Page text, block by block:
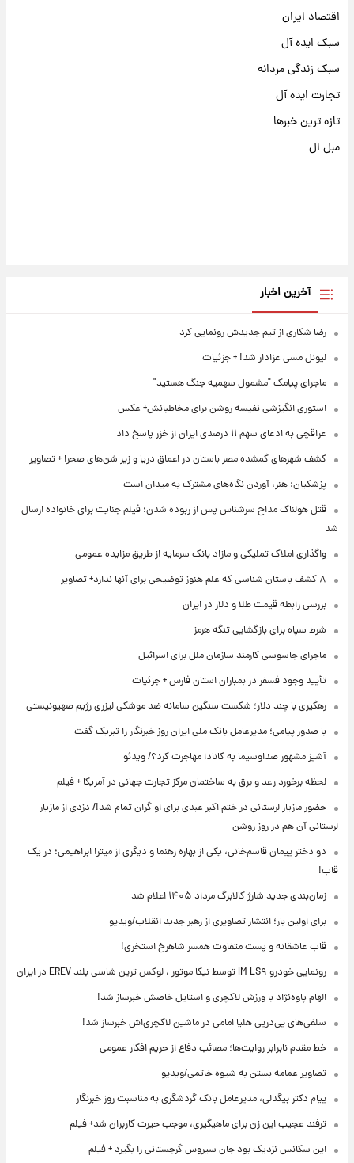
اقتصاد ایران
سبک ایده آل
سبک زندگی مردانه
تجارت ایده آل
تازه ترین خبرها
مبل ال
آخرین اخبار
رضا شکاری از تیم جدیدش رونمایی کرد
لیونل مسی عزادار شد! + جزئیات
ماجرای پیامک "مشمول سهمیه جنگ هستید"
استوری انگیزشی نفیسه روشن برای مخاطبانش+ عکس
عراقچی به ادعای سهم ۱۱ درصدی ایران از خزر پاسخ داد
کشف شهرهای گمشده مصر باستان در اعماق دریا و زیر شن‌های صحرا + تصاویر
پزشکیان: هنر، آوردن نگاه‌های مشترک به میدان است
قتل هولناک مداح سرشناس پس از ربوده شدن؛ فیلم جنایت برای خانواده ارسال
شد
واگذاری املاک تملیکی و مازاد بانک سرمایه از طریق مزایده عمومی
۸ کشف باستان شناسی که علم هنوز توضیحی برای آنها ندارد+ تصاویر
بررسی رابطه قیمت طلا و دلار در ایران
شرط سپاه برای بازگشایی تنگه هرمز
ماجرای جاسوسی کارمند سازمان ملل برای اسرائیل
تأیید وجود فسفر در بمباران استان فارس + جزئیات
رهگیری با چند دلار؛ شکست سنگین سامانه ضد موشکی لیزری رژیم صهیونیستی
با صدور پیامی؛ مدیرعامل بانک ملی ایران روز خبرنگار را تبریک گفت
آشپز مشهور صداوسیما به کانادا مهاجرت کرد؟/ ویدئو
لحظه برخورد رعد و برق به ساختمان مرکز تجارت جهانی در آمریکا + فیلم
حضور مازیار لرستانی در ختم اکبر عبدی برای او گران تمام شد!/ دزدی از مازیار
لرستانی آن هم در روز روشن
دو دختر پیمان قاسم‌خانی، یکی از بهاره رهنما و دیگری از میترا ابراهیمی؛ در یک
قاب!
زمان‌بندی جدید شارژ کالابرگ مرداد ۱۴۰۵ اعلام شد
برای اولین بار؛ انتشار تصاویری از رهبر جدید انقلاب/ویدیو
قاب عاشقانه و پست متفاوت همسر شاهرخ استخری!
رونمایی خودرو IM LS۹ توسط نیکا موتور ، لوکس ترین شاسی بلند EREV در ایران
الهام پاوه‌نژاد با ورزش لاکچری و استایل خاصش خبرساز شد!
سلفی‌های پی‌درپی هلیا امامی در ماشین لاکچری‌اش خبرساز شد!
خط مقدم نابرابر روایت‌ها؛ مصائب دفاع از حریم افکار عمومی
تصاویر عمامه بستن به شیوه خاتمی/ویدیو
پیام دکتر بیگدلی، مدیرعامل بانک گردشگری به مناسبت روز خبرنگار
ترفند عجیب این زن برای ماهیگیری، موجب حیرت کاربران شد+ فیلم
این سکانس نزدیک بود جان سیروس گرجستانی را بگیرد + فیلم